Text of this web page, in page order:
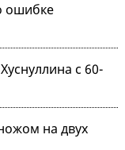
ошибке
с 60-
на двух